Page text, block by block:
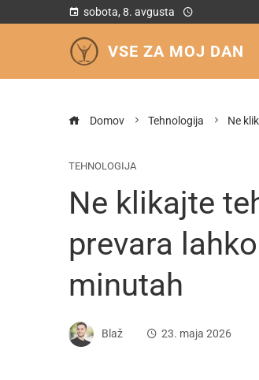
sobota, 8. avgusta
VSE ZA MOJ DAN
Domov Tehnologija Ne
TEHNOLOGIJA
Ne klikajte
prevara
minutah
Blaž 23. maja 2026